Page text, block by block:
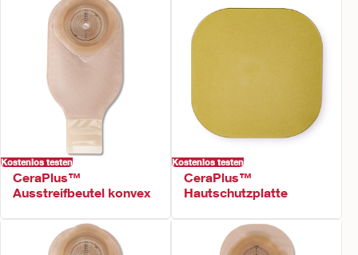
Kostenlos testen
CeraPlus™
Ausstreifbeutel konvex
Kostenlos testen
CeraPlus™
Hautschutzplatte